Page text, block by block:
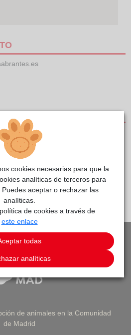
PEQUEÑOS ANIMALES
DE REFERENCIA
A LISTADO DE CLÍNICAS
de animales en la Comunidad
de Madrid
cookies necesarias para que la
analíticas de terceros para
aceptar o rechazar las
analíticas.
de cookies a través de
este enlace
todas
analíticas